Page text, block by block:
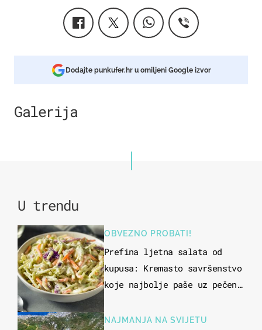
Dodajte punkufer.hr u omiljeni Google izvor
Galerija
U trendu
OBVEZNO PROBATI!
Prefina ljetna salata od
kupusa: Kremasto savršenstvo
koje najbolje paše uz pečeno
NAJMANJA NA SVIJETU